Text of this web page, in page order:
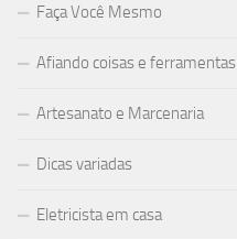
Faça Você Mesmo
Afiando coisas e ferramentas
Artesanato e Marcenaria
Dicas variadas
Eletricista em casa